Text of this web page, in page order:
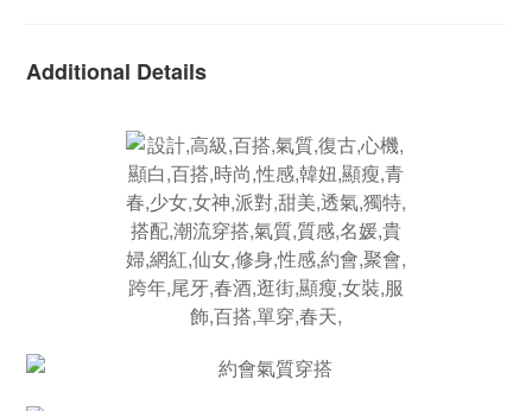
Additional Details